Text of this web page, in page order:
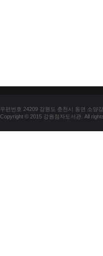
우편번호 24209 강원도 춘천시 동면 소양
Copyright © 2015 강원점자도서관. All